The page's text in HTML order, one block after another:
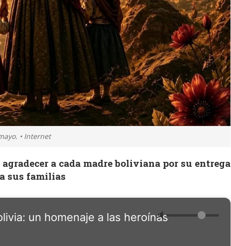
• Internet
a cada madre boliviana por su entrega
sus familias
un homenaje a las heroínas
🔈